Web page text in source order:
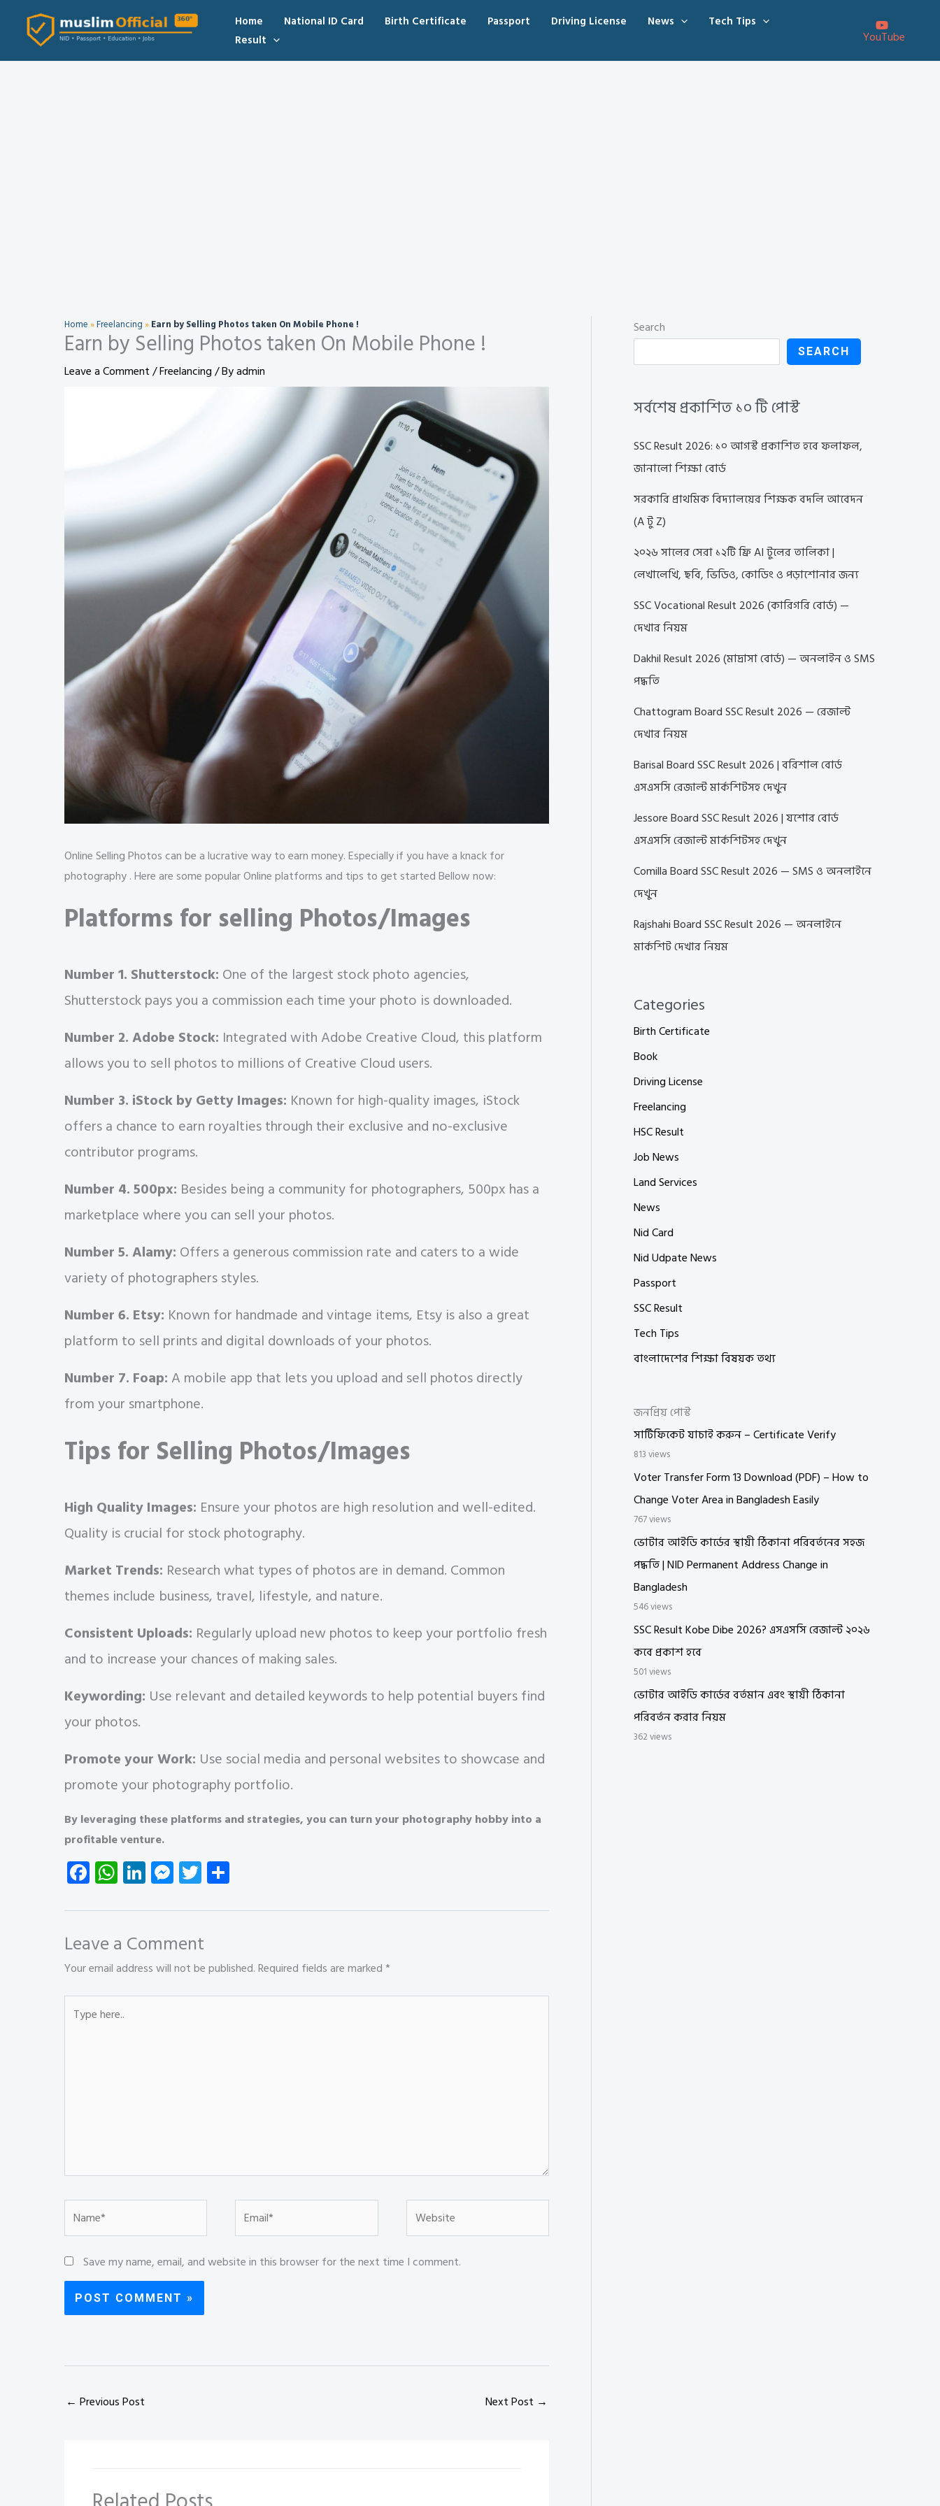
content
Home National ID Card Birth Certificate Passport Driving License News
Tech Tips
Result
YouTube
Home»Freelancing»Earn by Selling Photos taken On Mobile Phone !
Earn by Selling Photos taken On Mobile Phone !
Leave a Comment/Freelancing/ Byadmin
Online Selling Photos can be a lucrative way to earn money. Especially if you have a knack for
photography . Here are some popular Online platforms and tips to get started Bellow now:
Platforms for selling Photos/Images
Number 1. Shutterstock: One of the largest stock photo agencies,
Shutterstock pays you a commission each time your photo is downloaded.
Number 2. Adobe Stock: Integrated with Adobe Creative Cloud, this platform
allows you to sell photos to millions of Creative Cloud users.
Number 3. iStock by Getty Images: Known for high-quality images, iStock
offers a chance to earn royalties through their exclusive and no-exclusive
contributor programs.
Number 4. 500px: Besides being a community for photographers, 500px has a
marketplace where you can sell your photos.
Number 5. Alamy: Offers a generous commission rate and caters to a wide
variety of photographers styles.
Number 6. Etsy: Known for handmade and vintage items, Etsy is also a great
platform to sell prints and digital downloads of your photos.
Number 7. Foap: A mobile app that lets you upload and sell photos directly
from your smartphone.
Tips for Selling Photos/Images
High Quality Images: Ensure your photos are high resolution and well-edited.
Quality is crucial for stock photography.
Market Trends: Research what types of photos are in demand. Common
themes include business, travel, lifestyle, and nature.
Consistent Uploads: Regularly upload new photos to keep your portfolio fresh
and to increase your chances of making sales.
Keywording: Use relevant and detailed keywords to help potential buyers find
your photos.
Promote your Work: Use social media and personal websites to showcase and
promote your photography portfolio.
By leveraging these platforms and strategies, you can turn your photography hobby into a
profitable venture.
Fa
ce
b
o
ok
W
ha
ts
A
p
p
Li
nk
e
dI
n
M
es
se
n
g
er
T
wi
tt
er
re
Leave a Comment
Your email address will not be published.Required fields are marked*
here..
Save my name, email, and website in this browser for the next time I comment.
← Previous Post Next Post →
Search
SEARCH
সর্বশেষ প্রকাশিত ১০ টি পোস্ট
SSC Result 2026: ১০ আগস্ট প্রকাশিত হবে ফলাফল,
জানালো শিক্ষা বোর্ড
সরকারি প্রাথমিক বিদ্যালয়ের শিক্ষক বদলি আবেদন
(A টু Z)
২০২৬ সালের সেরা ১২টি ফ্রি AI টুলের তালিকা |
লেখালেখি, ছবি, ভিডিও, কোডিং ও পড়াশোনার জন্য
SSC Vocational Result 2026 (কারিগরি বোর্ড) —
দেখার নিয়ম
Dakhil Result 2026 (মাদ্রাসা বোর্ড) — অনলাইন ও SMS
পদ্ধতি
Chattogram Board SSC Result 2026 — রেজাল্ট
দেখার নিয়ম
Barisal Board SSC Result 2026 | বরিশাল বোর্ড
এসএসসি রেজাল্ট মার্কশিটসহ দেখুন
Jessore Board SSC Result 2026 | যশোর বোর্ড
এসএসসি রেজাল্ট মার্কশিটসহ দেখুন
Comilla Board SSC Result 2026 — SMS ও অনলাইনে
দেখুন
Rajshahi Board SSC Result 2026 — অনলাইনে
মার্কশিট দেখার নিয়ম
Categories
Birth Certificate
Book
Driving License
Freelancing
HSC Result
Job News
Land Services
News
Nid Card
Nid Udpate News
Passport
SSC Result
Tech Tips
বাংলাদেশের শিক্ষা বিষয়ক তথ্য
জনপ্রিয় পোস্ট
সার্টিফিকেট যাচাই করুন – Certificate Verify
813 views
Voter Transfer Form 13 Download (PDF) – How to
Change Voter Area in Bangladesh Easily
767 views
ভোটার আইডি কার্ডের স্থায়ী ঠিকানা পরিবর্তনের সহজ
পদ্ধতি | NID Permanent Address Change in
Bangladesh
546 views
SSC Result Kobe Dibe 2026? এসএসসি রেজাল্ট ২০২৬
কবে প্রকাশ হবে
501 views
ভোটার আইডি কার্ডের বর্তমান এবং স্থায়ী ঠিকানা
পরিবর্তন করার নিয়ম
362 views